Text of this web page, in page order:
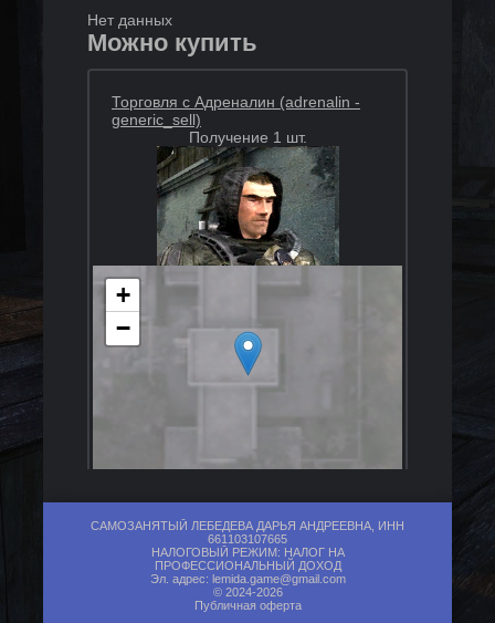
Нет данных
Можно купить
Торговля с Адреналин (adrenalin -
generic_sell)
Получение 1 шт.
+
−
Кол-во в продаже: 1
Цена: от 800.00₽ до 800.00₽
САМОЗАНЯТЫЙ ЛЕБЕДЕВА ДАРЬЯ АНДРЕЕВНА, ИНН
661103107665
НАЛОГОВЫЙ РЕЖИМ: НАЛОГ НА
ПРОФЕССИОНАЛЬНЫЙ ДОХОД
Эл. адрес: lemida.game@gmail.com
© 2024-2026
Публичная оферта